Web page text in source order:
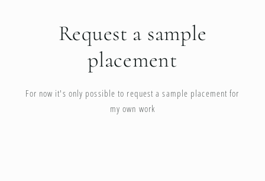
Request a sample
placement
For now it's only possible to request a sample placement for
my own work